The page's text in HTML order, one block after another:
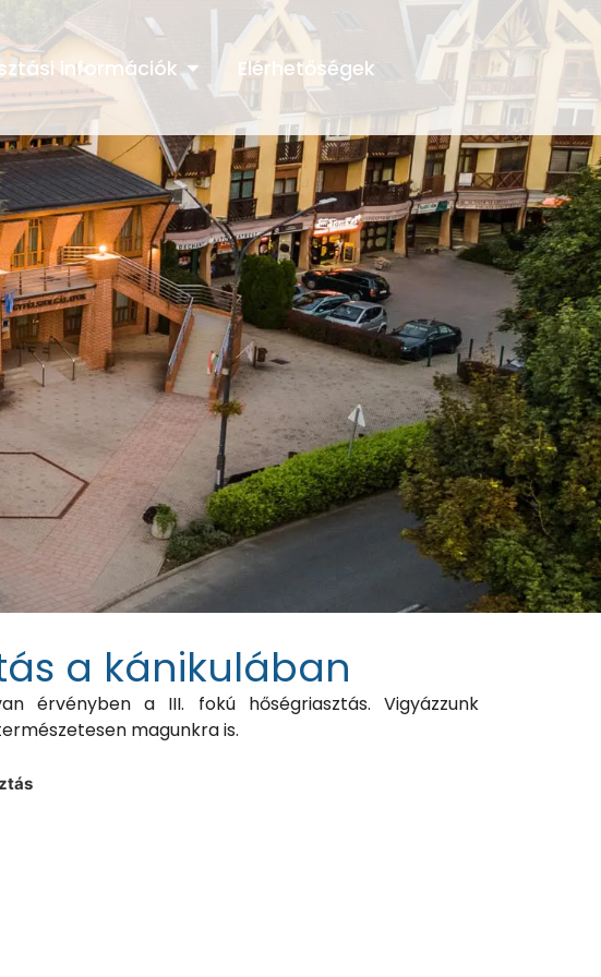
információk Elérhetőségek
a kánikulában
érvényben a III. fokú hőségriasztás. Vigyázzunk
magunkra is.